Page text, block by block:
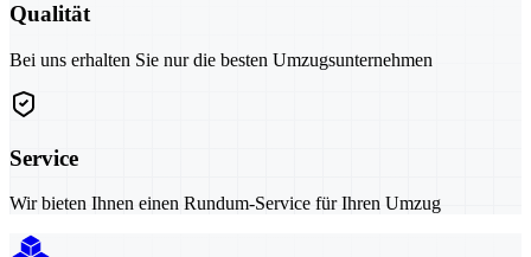
Qualität
Bei uns erhalten Sie nur die besten Umzugsunternehmen
Service
Wir bieten Ihnen einen Rundum-Service für Ihren Umzug